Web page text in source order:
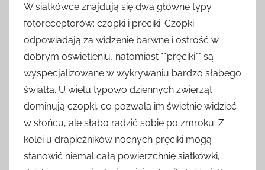
W siatkówce znajdują się dwa główne typy
fotoreceptorów: czopki i pręciki. Czopki
odpowiadają za widzenie barwne i ostrość w
dobrym oświetleniu, natomiast **pręciki** są
wyspecjalizowane w wykrywaniu bardzo słabego
światła. U wielu typowo dziennych zwierząt
dominują czopki, co pozwala im świetnie widzieć
w słońcu, ale słabo radzić sobie po zmroku. Z
kolei u drapieżników nocnych pręciki mogą
stanowić niemal całą powierzchnię siatkówki,